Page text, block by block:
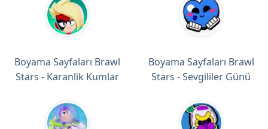
Boyama Sayfaları Brawl
Stars - Karanlik Kumlar
Boyama Sayfaları Brawl
Stars - Sevgililer Günü